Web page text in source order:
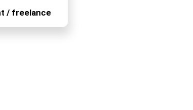
/ freelance